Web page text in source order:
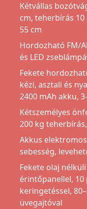
Kétvállas
cm, teherbírás
55 cm
Hordozható FM/
és LED
Fekete
kézi, asztali és
2400 mAh akku,
Kétszemélyes
200 kg
Akkus
sebesség,
Fekete olaj
érintőpanellel, 10
keringetéssel,
üvegajtóval